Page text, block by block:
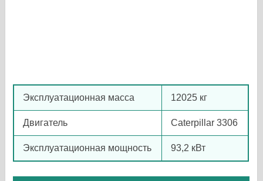
Эксплуатационная масса 12025 кг
Двигатель Caterpillar 3306
Эксплуатационная мощность 93,2 кВт